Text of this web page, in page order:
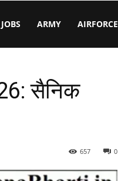
ARMY AIRFORCE
सैनिक
0
657